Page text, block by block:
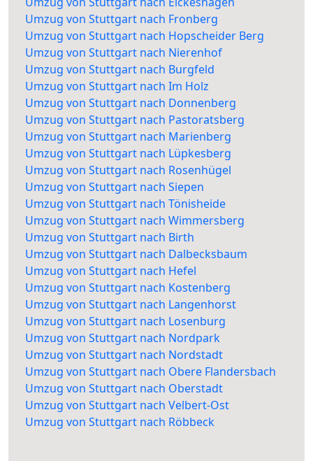
Umzug von Stuttgart nach Fronberg
Umzug von Stuttgart nach Hopscheider Berg
Umzug von Stuttgart nach Nierenhof
Umzug von Stuttgart nach Burgfeld
Umzug von Stuttgart nach Im Holz
Umzug von Stuttgart nach Donnenberg
Umzug von Stuttgart nach Pastoratsberg
Umzug von Stuttgart nach Marienberg
Umzug von Stuttgart nach Lüpkesberg
Umzug von Stuttgart nach Rosenhügel
Umzug von Stuttgart nach Siepen
Umzug von Stuttgart nach Tönisheide
Umzug von Stuttgart nach Wimmersberg
Umzug von Stuttgart nach Birth
Umzug von Stuttgart nach Dalbecksbaum
Umzug von Stuttgart nach Hefel
Umzug von Stuttgart nach Kostenberg
Umzug von Stuttgart nach Langenhorst
Umzug von Stuttgart nach Losenburg
Umzug von Stuttgart nach Nordpark
Umzug von Stuttgart nach Nordstadt
Umzug von Stuttgart nach Obere Flandersbach
Umzug von Stuttgart nach Oberstadt
Umzug von Stuttgart nach Velbert-Ost
Umzug von Stuttgart nach Röbbeck